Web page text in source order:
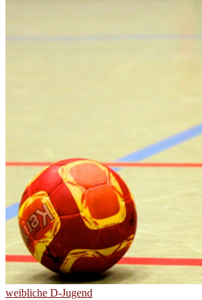
weibliche D-Jugend